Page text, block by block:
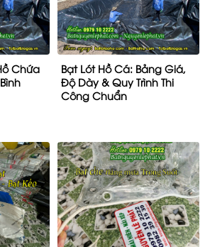
Chứa
Bạt Lót Hồ Cá: Bảng Giá,
Độ Dày & Quy Trình Thi
Công Chuẩn